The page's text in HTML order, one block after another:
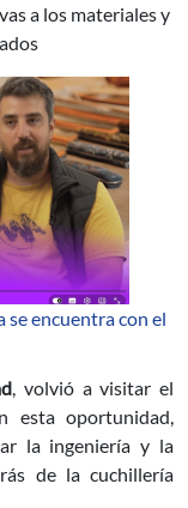
a los materiales y
encuentra con el
, volvió a visitar el
esta oportunidad,
la ingeniería y la
de la cuchillería